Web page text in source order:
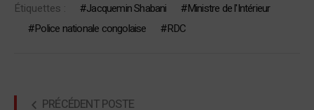
Étiquettes : Jacquemin Shabani
Ministre de l'Intérieur
Police nationale congolaise
RDC
PRÉCÉDENT POSTE